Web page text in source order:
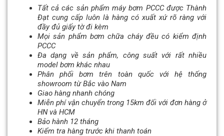
Tất cả các sản phẩm máy bơm PCCC được Thành
Đạt cung cấp luôn là hàng có xuất xứ rõ ràng với
đầy đủ giấy tờ đi kèm
Mọi sản phẩm bơm chữa cháy đều có kiểm định
PCCC
Đa dạng về sản phẩm, công suất với rất nhiều
model bơm khác nhau
Phân phối bơm trên toàn quốc với hệ thống
showroom từ Bắc vào Nam
Giao hàng nhanh chóng
Miễn phí vận chuyển trong 15km đối với đơn hàng ở
HN và HCM
Bảo hành 12 tháng
Kiểm tra hàng trước khi thanh toán